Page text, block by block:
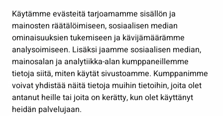
Käytämme evästeitä tarjoamamme sisällön ja
mainosten räätälöimiseen, sosiaalisen median
ominaisuuksien tukemiseen ja kävijämäärämme
analysoimiseen. Lisäksi jaamme sosiaalisen median,
mainosalan ja analytiikka-alan kumppaneillemme
tietoja siitä, miten käytät sivustoamme. Kumppanimme
voivat yhdistää näitä tietoja muihin tietoihin, joita olet
antanut heille tai joita on kerätty, kun olet käyttänyt
heidän palvelujaan.
Työ ja yrittäminen
Osallistu ja asioi
Näytä omat evästeasetukseni
Seuraa meitä